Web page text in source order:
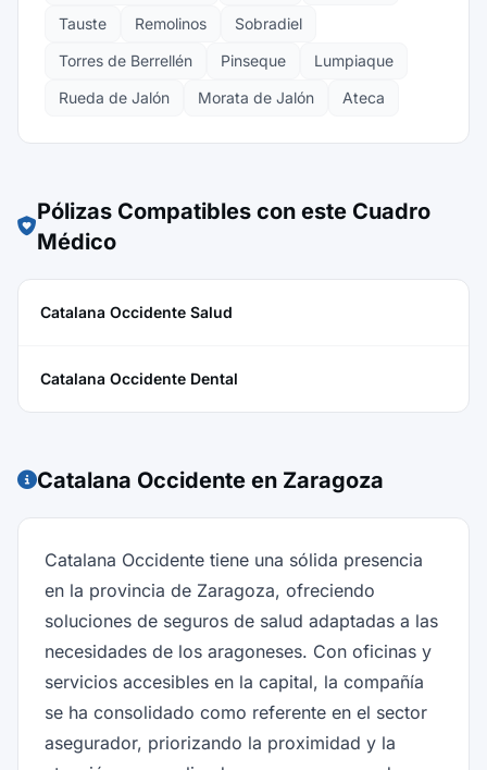
Tauste
Remolinos
Sobradiel
Torres de Berrellén
Pinseque
Lumpiaque
Rueda de Jalón
Morata de Jalón Ateca
Pólizas Compatibles con este Cuadro
Médico
Catalana Occidente Salud
Catalana Occidente Dental
Catalana Occidente en Zaragoza
Catalana Occidente tiene una sólida presencia
en la provincia de Zaragoza, ofreciendo
soluciones de seguros de salud adaptadas a las
necesidades de los aragoneses. Con oficinas y
servicios accesibles en la capital, la compañía
se ha consolidado como referente en el sector
asegurador, priorizando la proximidad y la